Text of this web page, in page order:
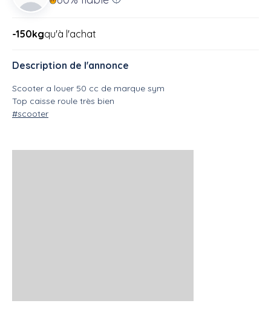
-150kgqu'à l'achat
Description de l'annonce
Scooter a louer 50 cc de marque sym
Top caisse roule très bien
#scooter